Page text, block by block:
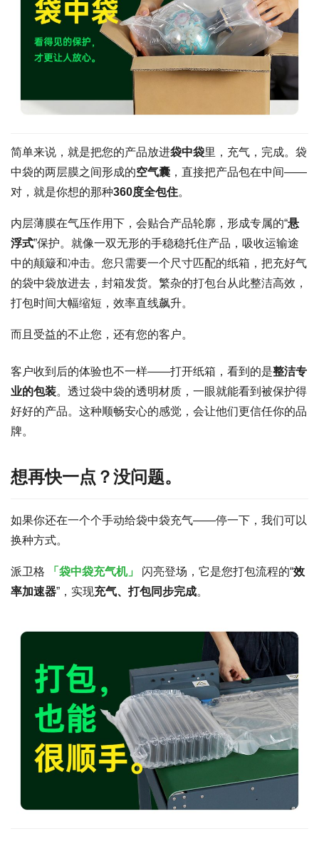
简单来说，就是把您的产品放进袋中袋里，充气，完成。袋
中袋的两层膜之间形成的空气囊 ，直接把产品包在中间——
对，就是你想的那种360度全包住。
内层薄膜在气压作用下，会贴合产品轮廓，形成专属的“悬
浮式”保护。就像一双无形的手稳稳托住产品，吸收运输途
中的颠簸和冲击。您只需要一个尺寸匹配的纸箱，把充好气
的袋中袋放进去，封箱发货。繁杂的打包台从此整洁高效，
打包时间大幅缩短，效率直线飙升。
而且受益的不止您，还有您的客户。
客户收到后的体验也不一样——打开纸箱，看到的是整洁专
业的包装。透过袋中袋的透明材质，一眼就能看到被保护得
好好的产品。这种顺畅安心的感觉，会让他们更信任你的品
牌。
想再快一点？没问题。
如果你还在一个个手动给袋中袋充气——停一下，我们可以
换种方式。
派卫格 「袋中袋充气机」 闪亮登场，它是您打包流程的“效
率加速器”，实现充气、打包同步完成。